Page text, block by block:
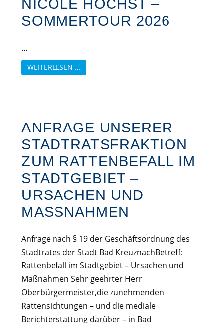
NICOLE HÖCHST –
SOMMERTOUR 2026
…
WEITERLESEN …
ANFRAGE UNSERER
STADTRATSFRAKTION
ZUM RATTENBEFALL IM
STADTGEBIET –
URSACHEN UND
MASSNAHMEN
Anfrage nach § 19 der Geschäftsordnung des
Stadtrates der Stadt Bad KreuznachBetreff:
Rattenbefall im Stadtgebiet – Ursachen und
Maßnahmen Sehr geehrter Herr
Oberbürgermeister,die zunehmenden
Rattensichtungen – und die mediale
Berichterstattung darüber – in Bad